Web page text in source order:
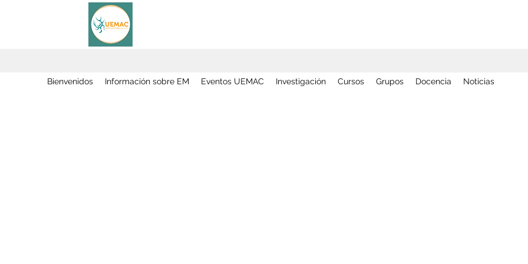
Bienvenidos Información sobre EM Eventos UEMAC Investigación Cursos Grupos Docencia Noticias